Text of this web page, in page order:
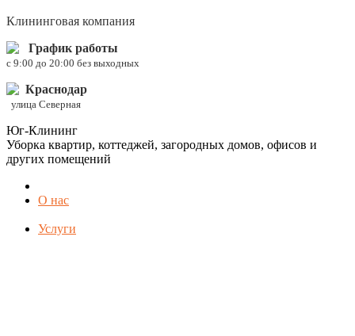
Клининговая компания
График работы
c 9:00 до 20:00 без выходных
Краснодар
улица Северная
Юг-Клининг
Уборка квартир, коттеджей, загородных домов, офисов и
других помещений
О нас
Услуги